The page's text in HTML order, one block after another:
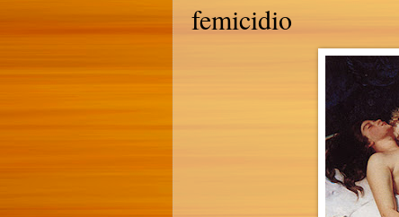
femicidio